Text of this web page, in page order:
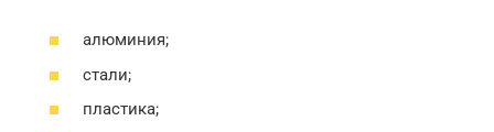
алюминия;
стали;
пластика;